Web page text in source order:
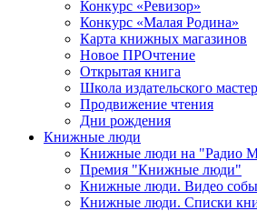
Конкурс «Ревизор»
Конкурс «Малая Родина»
Карта книжных магазинов
Новое ПРОчтение
Открытая книга
Школа издательского
Продвижение чтения
Дни рождения
Книжные люди
Книжные люди на "Радио
Премия "Книжные люди"
Книжные люди. Видео
Книжные люди. Списки